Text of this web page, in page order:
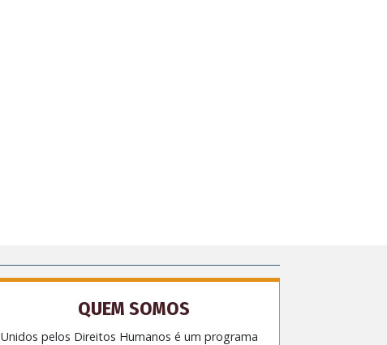
QUEM SOMOS
Unidos pelos Direitos Humanos é um programa